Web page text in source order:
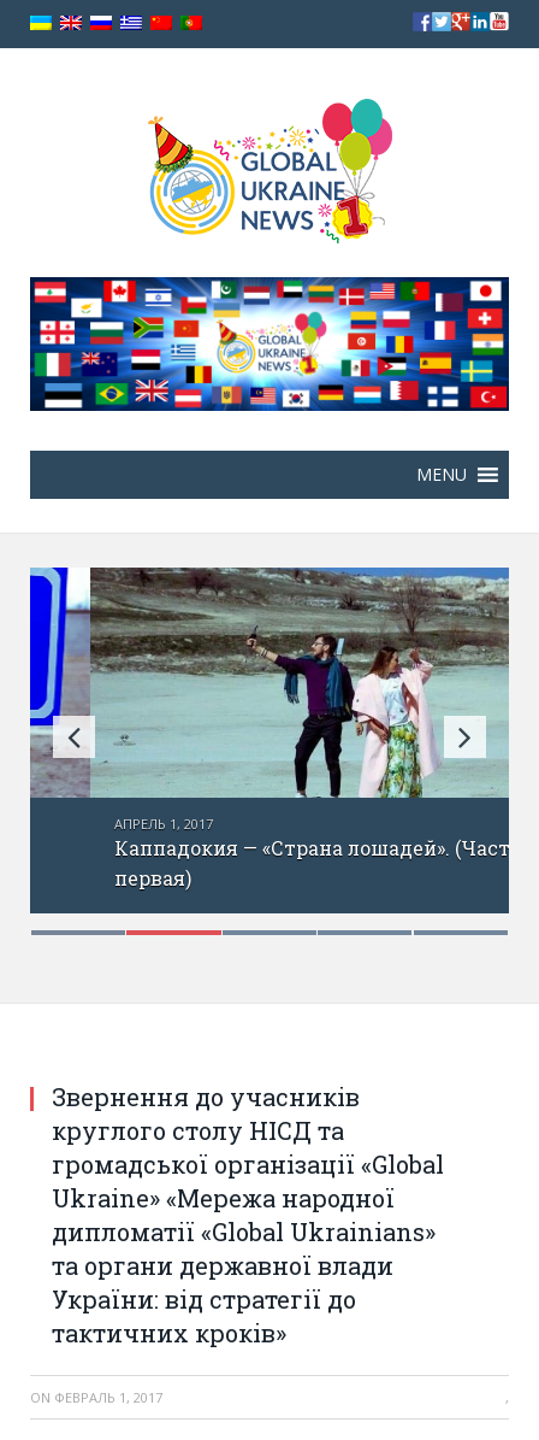
АПРЕЛЬ 1, 2017
Каппадокия — «Страна лошадей». (Часть
первая)
Звернення до учасників
круглого столу НІСД та
громадської організації «Global
Ukraine» «Мережа народної
дипломатії «Global Ukrainians»
та органи державної влади
України: від стратегії до
тактичних кроків»
ON ФЕВРАЛЬ 1, 2017 ,